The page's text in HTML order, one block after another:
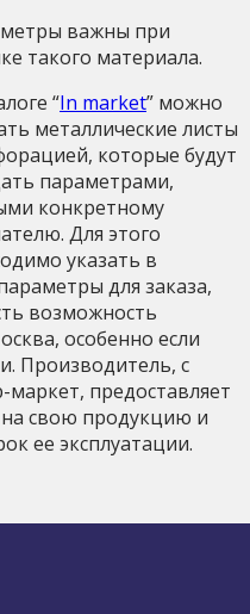
важны при
такого материала.
“In market” можно
металлические листы
которые будут
параметрами,
конкретному
Для этого
указать в
для заказа,
возможность
особенно если
Производитель, с
предоставляет
на свою продукцию и
ее эксплуатации.